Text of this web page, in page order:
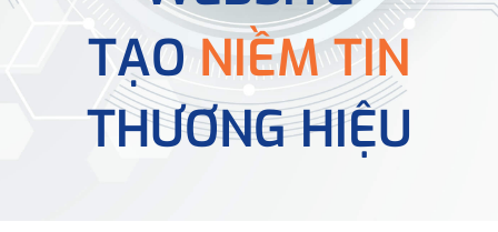
TẠONIỀM TIN
THƯƠNG HIỆU